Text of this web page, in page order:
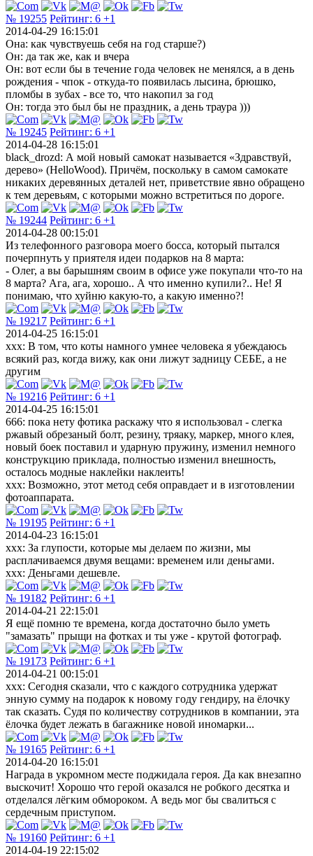
№ 19255 Рейтинг: 6 +1
2014-04-29 16:15:01
Она: как чувствуешь себя на год старше?)
Он: да так же, как и вчера
Он: вот если бы в течение года человек не менялся, а в день
рождения - чпок - откуда-то появилась лысина, брюшко,
пломбы в зубах - все то, что накопил за год
Он: тогда это был бы не праздник, а день траура )))
№ 19245 Рейтинг: 6 +1
2014-04-28 16:15:01
black_drozd: А мой новый самокат называется «Здравствуй,
дерево» (HelloWood). Причём, поскольку в самом самокате
никаких деревянных деталей нет, приветствие явно обращено
к тем деревьям, с которыми можно встретиться по дороге.
№ 19244 Рейтинг: 6 +1
2014-04-28 00:15:01
Из телефонного разговора моего босса, который пытался
почерпнуть у приятеля идеи подарков на 8 марта:
- Олег, а вы барышням своим в офисе уже покупали что-то на
8 марта? Ага, ага, хорошо.. А что именно купили?.. Не! Я
понимаю, что хуйню какую-то, а какую именно?!
№ 19217 Рейтинг: 6 +1
2014-04-25 16:15:01
xxx: В том, что коты намного умнее человека я убеждаюсь
всякий раз, когда вижу, как они лижут задницу СЕБЕ, а не
другим
№ 19216 Рейтинг: 6 +1
2014-04-25 16:15:01
666: пока нету фотика раскажу что я использовал - слегка
ржавый обрезаный болт, резину, тряаку, маркер, много клея,
новый боек поставил и ударную пружину, изменил немного
конструкцию приклада, полностью изменил внешность,
осталось модные наклейки наклеить!
ххх: Возможно, этот метод себя оправдает и в изготовлении
фотоаппарата.
№ 19195 Рейтинг: 6 +1
2014-04-23 16:15:01
xxx: За глупости, которые мы делаем по жизни, мы
расплачиваемся двумя вещами: временем или деньгами.
xxx: Деньгами дешевле.
№ 19182 Рейтинг: 6 +1
2014-04-21 22:15:01
Я ещё помню те времена, когда достаточно было уметь
"замазать" прыщи на фотках и ты уже - крутой фотограф.
№ 19173 Рейтинг: 6 +1
2014-04-21 00:15:01
xxx: Сегодня сказали, что с каждого сотрудника удержат
энную сумму на подарок к новому году гендиру, на ёлочку
так сказать. Судя по количеству сотрудников в компании, эта
ёлочка будет лежать в багажнике новой иномарки...
№ 19165 Рейтинг: 6 +1
2014-04-20 16:15:01
Награда в укромном месте поджидала героя. Да как внезапно
выскочит! Хорошо что герой оказался не робкого десятка и
отделался лёгким обмороком. А ведь мог бы свалиться с
сердечным приступом.
№ 19160 Рейтинг: 6 +1
2014-04-19 22:15:02